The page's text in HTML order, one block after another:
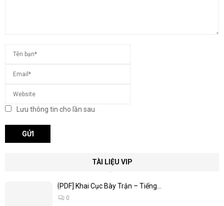
Lưu thông tin cho lần sau
TÀI LIỆU VIP
[PDF] Khai Cục Bày Trận – Tiếng...
0